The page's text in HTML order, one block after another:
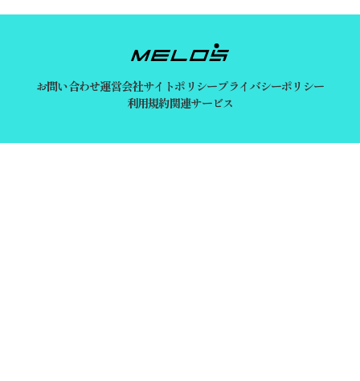
お問い合わせ運営会社サイトポリシープライバシーポリシー
利用規約関連サービス